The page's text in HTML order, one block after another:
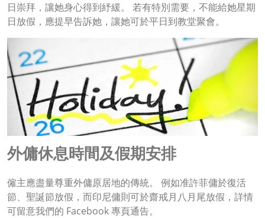
日崇拜，讓她身心得到紓緩。 若有特別需要，不能給她星期
日放假，應提早告訴她，讓她可於平日到教堂聚會。
外傭休息時間及假期安排
僱主應盡量尊重外傭原居地的傳統。 例如准許菲傭於復活
節、聖誕節放假，而印尼傭則可於齋戒月八月尾放假，詳情
可留意我們的 Facebook 專頁通告。